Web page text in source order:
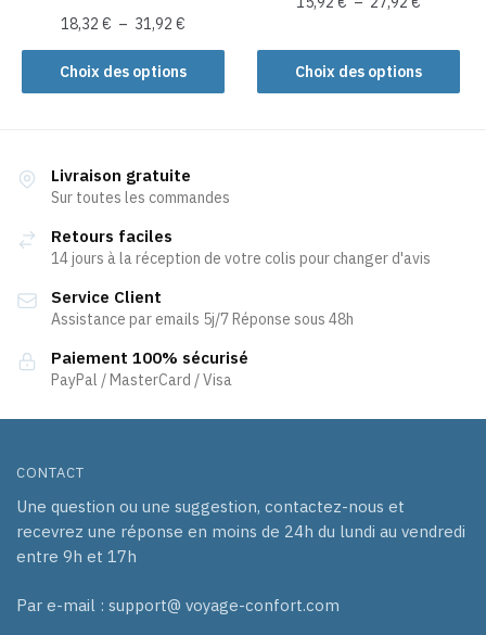
du
produit
produit
18,32€ – 31,92€
de
prix :
18,32 €
Choix des options
Ce
produit
variations.
Les
peuvent
choisies
sur
la
page
prix :
15,92 €
à
Choix des options
produit
a
être
Livraison gratuite
Sur toutes les commandes
Retours faciles
14 jours à la réception de votre colis pour changer d'avis
Service Client
Assistance par emails 5j/7 Réponse sous 48h
Paiement 100% sécurisé
PayPal / MasterCard / Visa
CONTACT
Une question ou une suggestion, contactez-nous et
recevrez une réponse en moins de 24h du lundi au vendredi
entre 9h et 17h
Par e-mail : support@ voyage-confort.com